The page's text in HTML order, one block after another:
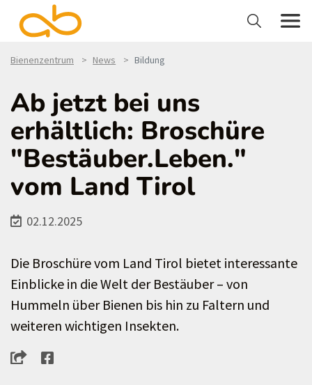
Bienenzentrum News Bildung
Ab jetzt bei uns
erhältlich: Broschüre
"Bestäuber.Leben."
vom Land Tirol
02.12.2025
Die Broschüre vom Land Tirol bietet interessante
Einblicke in die Welt der Bestäuber – von
Hummeln über Bienen bis hin zu Faltern und
weiteren wichtigen Insekten.